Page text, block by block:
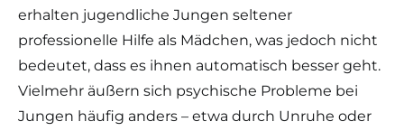
erhalten jugendliche Jungen seltener
professionelle Hilfe als Mädchen, was jedoch nicht
bedeutet, dass es ihnen automatisch besser geht.
Vielmehr äußern sich psychische Probleme bei
Jungen häufig anders – etwa durch Unruhe oder